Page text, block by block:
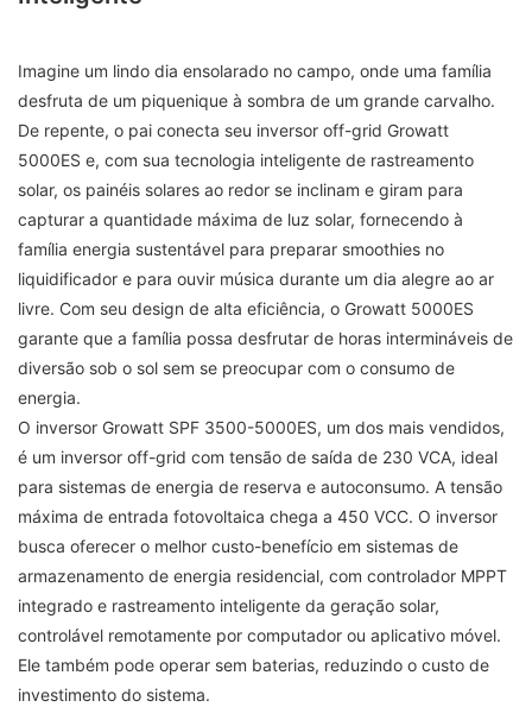
Imagine um lindo dia ensolarado no campo, onde uma família
desfruta de um piquenique à sombra de um grande carvalho.
De repente, o pai conecta seu inversor off-grid Growatt
5000ES e, com sua tecnologia inteligente de rastreamento
solar, os painéis solares ao redor se inclinam e giram para
capturar a quantidade máxima de luz solar, fornecendo à
família energia sustentável para preparar smoothies no
liquidificador e para ouvir música durante um dia alegre ao ar
livre. Com seu design de alta eficiência, o Growatt 5000ES
garante que a família possa desfrutar de horas intermináveis ​​de
diversão sob o sol sem se preocupar com o consumo de
energia.
O inversor Growatt SPF 3500-5000ES, um dos mais vendidos,
é um inversor off-grid com tensão de saída de 230 VCA, ideal
para sistemas de energia de reserva e autoconsumo. A tensão
máxima de entrada fotovoltaica chega a 450 VCC. O inversor
busca oferecer o melhor custo-benefício em sistemas de
armazenamento de energia residencial, com controlador MPPT
integrado e rastreamento inteligente da geração solar,
controlável remotamente por computador ou aplicativo móvel.
Ele também pode operar sem baterias, reduzindo o custo de
investimento do sistema.